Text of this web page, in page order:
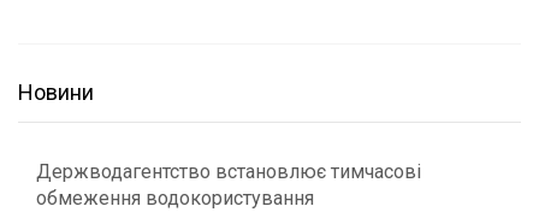
Новини
Держводагентство встановлює тимчасові
обмеження водокористування